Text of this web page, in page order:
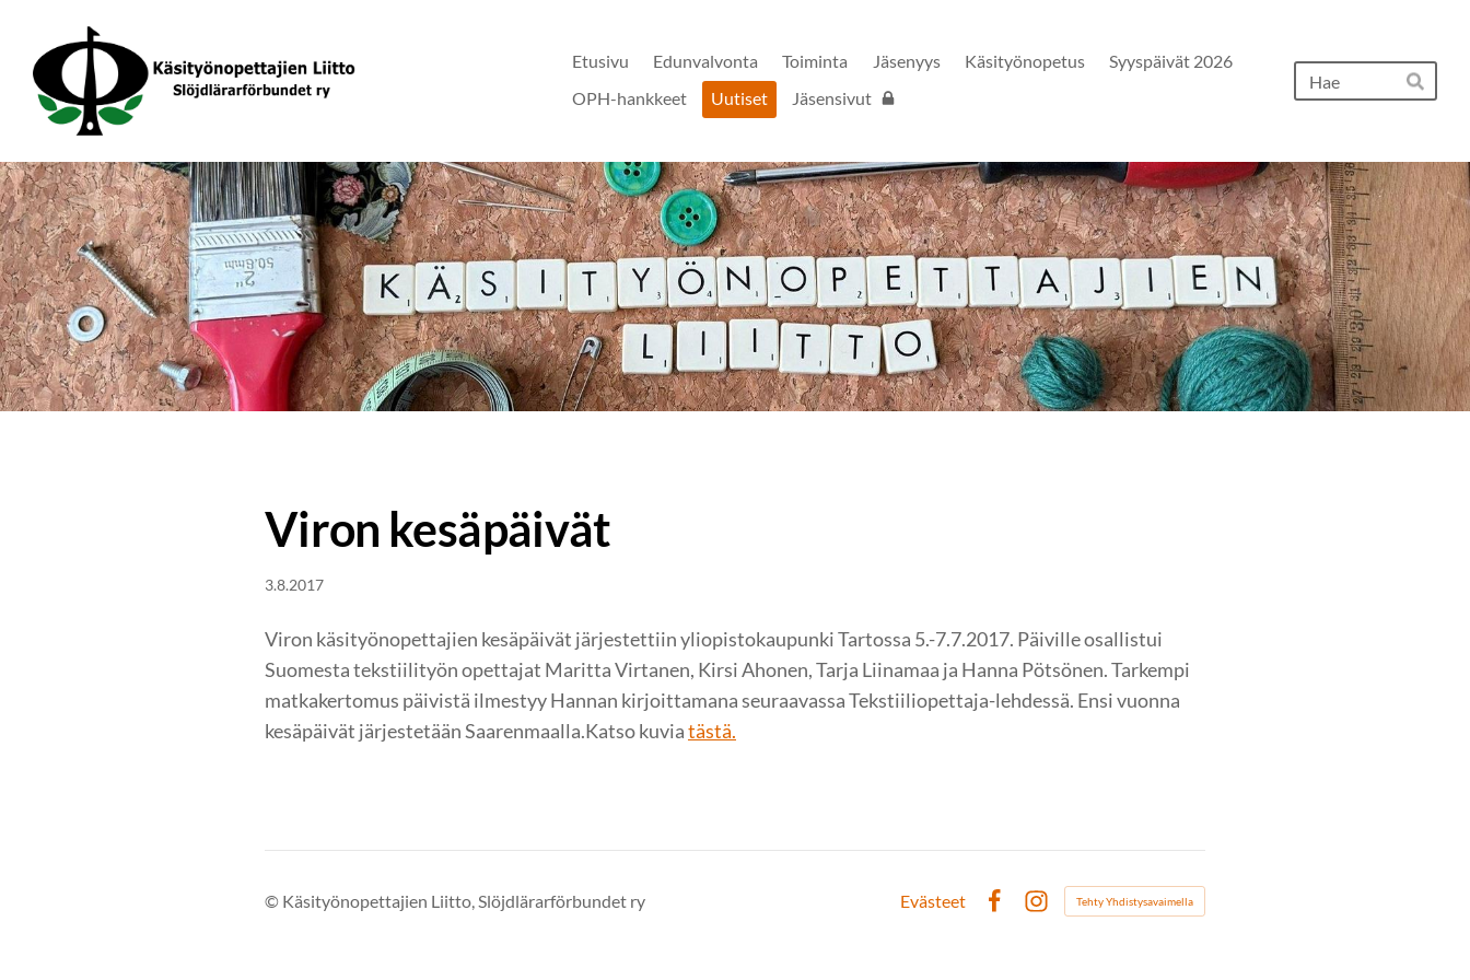
sivun
sisältöön
Käsityönopettajien Liitto
Etusivu Edunvalvonta Toiminta Jäsenyys Käsityönopetus
Syyspäivät 2026
OPH-hankkeet
Uutiset Jäsensivut Hae
Viron kesäpäivät
3.8.2017
Viron käsityönopettajien kesäpäivät järjestettiin yliopistokaupunki Tartossa 5.-7.7.2017. Päiville osallistui
Suomesta tekstiilityön opettajat Maritta Virtanen, Kirsi Ahonen, Tarja Liinamaa ja Hanna Pötsönen. Tarkempi
matkakertomus päivistä ilmestyy Hannan kirjoittamana seuraavassa Tekstiiliopettaja-lehdessä. Ensi vuonna
kesäpäivät järjestetään Saarenmaalla.Katso kuviatästä.
© Käsityönopettajien Liitto, Slöjdlärarförbundet ry
Evästeet
Instagram
Tehty Yhdistysavaimella